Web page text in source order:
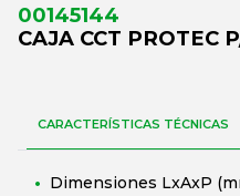
00145144
CAJA CCT PROTEC
CARACTERÍSTICAS TÉCNICAS
Dimensiones LxAxP